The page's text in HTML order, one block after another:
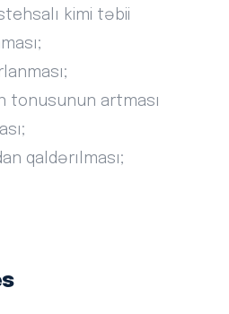
kimi təbii
tonusunun artması
qaldərılması;